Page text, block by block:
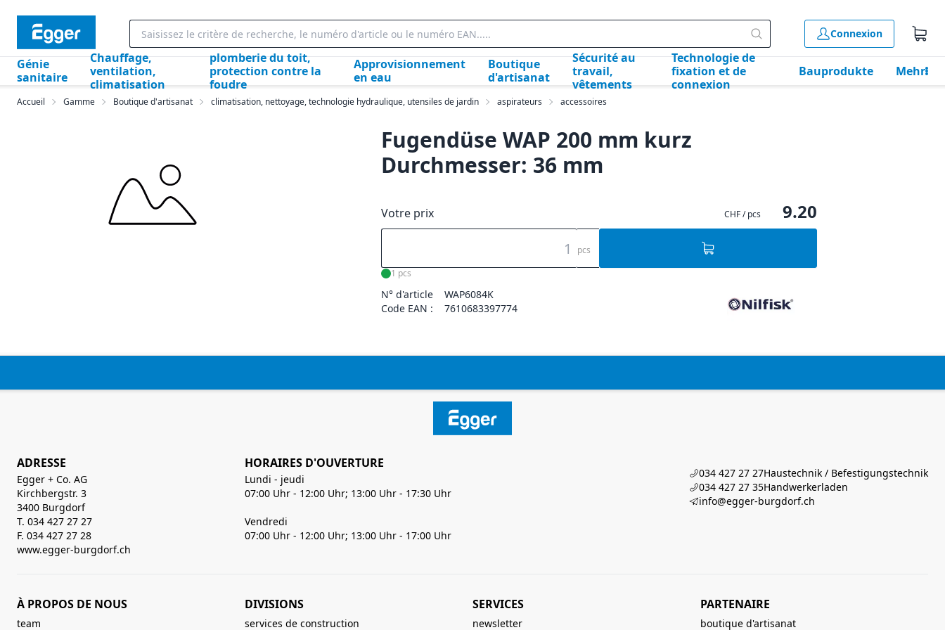
Connexion
Génie
sanitaire
Chauffage,
ventilation,
climatisation
plomberie du toit,
protection contre la
foudre
Approvisionnement
en eau
Boutique
d'artisanat
Sécurité au
travail,
vêtements
Technologie de
fixation et de
connexion
Bauprodukte Mehr
Accueil Gamme Boutique d'artisanat climatisation, nettoyage, technologie hydraulique, utensiles de jardin aspirateurs accessoires
Fugendüse WAP 200 mm kurz
Durchmesser: 36 mm
Votre prix CHF / pcs 9.20
pcs
1 pcs
N° d'article
WAP6084K
Code EAN :
7610683397774
ADRESSE
Egger + Co. AG
Kirchbergstr. 3
3400 Burgdorf
T. 034 427 27 27
F. 034 427 27 28
www.egger-burgdorf.ch
HORAIRES D'OUVERTURE
Lundi - jeudi
07:00 Uhr - 12:00 Uhr; 13:00 Uhr - 17:30 Uhr
Vendredi
07:00 Uhr - 12:00 Uhr; 13:00 Uhr - 17:00 Uhr
034 427 27 27Haustechnik / Befestigungstechnik
034 427 27 35Handwerkerladen
info@egger-burgdorf.ch
À PROPOS DE NOUS
team
DIVISIONS
services de construction
SERVICES
newsletter
PARTENAIRE
boutique d'artisanat